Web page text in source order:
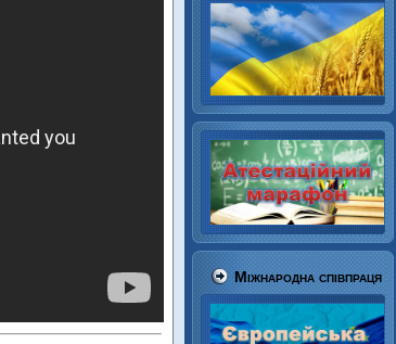
Міжнародна співпраця